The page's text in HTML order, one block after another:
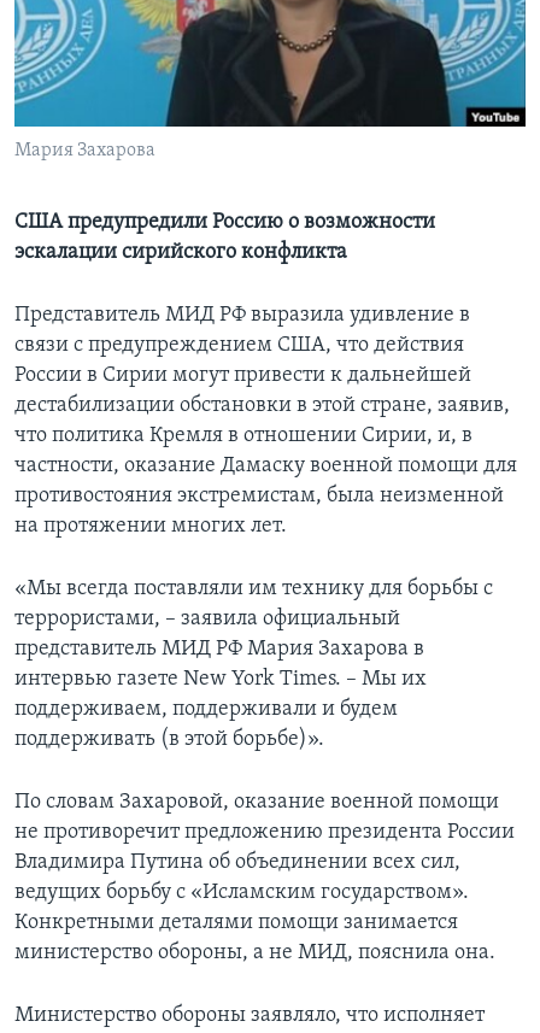
Learning English
СОЦИАЛЬНЫЕ СЕТИ
Языки
Мария Захарова
США предупредили Россию о возможности
эскалации сирийского конфликта
Представитель МИД РФ выразила удивление в
связи с предупреждением США, что действия
России в Сирии могут привести к дальнейшей
дестабилизации обстановки в этой стране, заявив,
что политика Кремля в отношении Сирии, и, в
частности, оказание Дамаску военной помощи для
противостояния экстремистам, была неизменной
на протяжении многих лет.
«Мы всегда поставляли им технику для борьбы с
террористами, – заявила официальный
представитель МИД РФ Мария Захарова в
интервью газете New York Times. – Мы их
поддерживаем, поддерживали и будем
поддерживать (в этой борьбе)».
По словам Захаровой, оказание военной помощи
не противоречит предложению президента России
Владимира Путина об объединении всех сил,
ведущих борьбу с «Исламским государством».
Конкретными деталями помощи занимается
министерство обороны, а не МИД, пояснила она.
Министерство обороны заявляло, что исполняет